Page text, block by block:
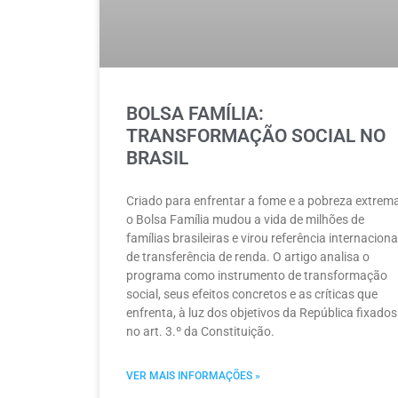
BOLSA FAMÍLIA:
TRANSFORMAÇÃO SOCIAL NO
BRASIL
Criado para enfrentar a fome e a pobreza
o Bolsa Família mudou a vida de milhões de
famílias brasileiras e virou referência
de transferência de renda. O artigo analisa o
programa como instrumento de transformação
social, seus efeitos concretos e as críticas que
enfrenta, à luz dos objetivos da República fixados
no art. 3.º da Constituição.
VER MAIS INFORMAÇÕES »